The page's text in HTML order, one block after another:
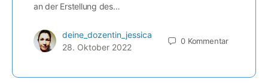
an der Erstellung des…
deine_dozentin_jessica
28. Oktober 2022
0 Kommentar